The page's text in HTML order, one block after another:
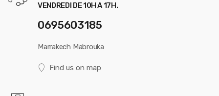
VENDREDI DE 10H A 17H.
0695603185
Marrakech Mabrouka
Find us on map